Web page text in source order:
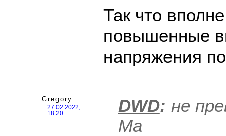
Так что
повышенные
напряжения
Gregory
27.02.2022,
18:20
DWD: не
Ма